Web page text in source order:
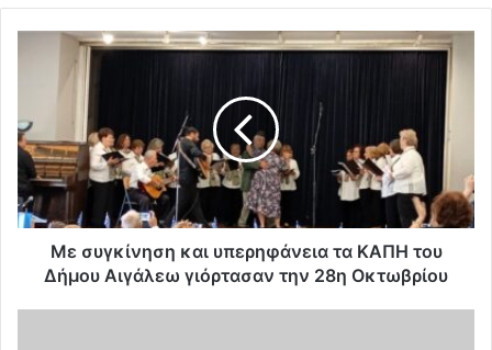
Με συγκίνηση και υπερηφάνεια τα ΚΑΠΗ του
Δήμου Αιγάλεω γιόρτασαν την 28η Οκτωβρίου